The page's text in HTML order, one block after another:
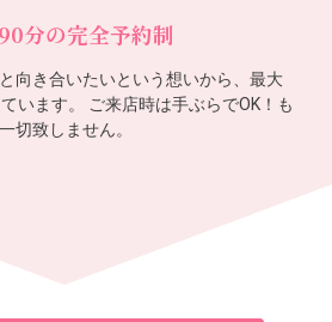
分の完全予約制
向き合いたいという想いから、最大
います。 ご来店時は手ぶらでOK！も
切致しません。